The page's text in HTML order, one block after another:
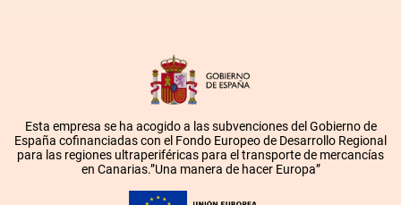
Esta empresa se ha acogido a las subvenciones del Gobierno de
España cofinanciadas con el Fondo Europeo de Desarrollo Regional
para las regiones ultraperiféricas para el transporte de mercancías
en Canarias.”Una manera de hacer Europa”